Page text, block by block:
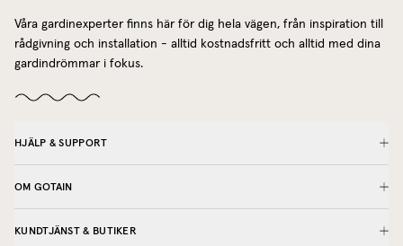
Våra gardinexperter finns här för dig hela vägen, från inspiration till
rådgivning och installation - alltid kostnadsfritt och alltid med dina
gardindrömmar i fokus.
HJÄLP & SUPPORT
OM GOTAIN
KUNDTJÄNST & BUTIKER